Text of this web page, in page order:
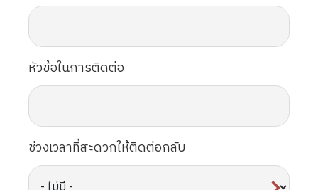
หัวข้อในการติดต่อ
ช่วงเวลาที่สะดวกให้ติดต่อกลับ